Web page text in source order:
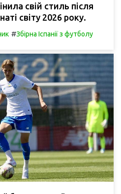
свій стиль після
світу 2026 року.
#Збірна Іспанії з футболу